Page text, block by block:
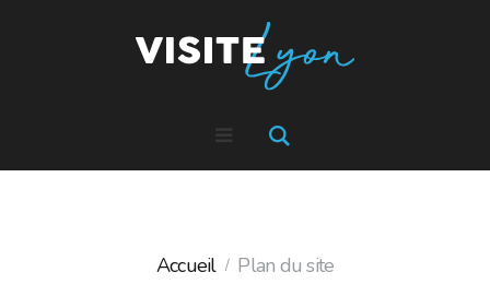
Accueil Plan du site